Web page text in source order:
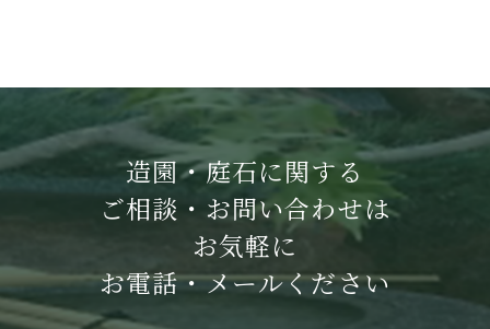
造園・庭石に関する
ご相談・お問い合わせは
お気軽に
お電話・メールください